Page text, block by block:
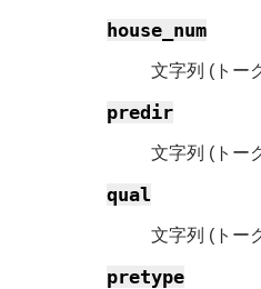
house_num
文字列 (トー
predir
文字列 (トー
qual
文字列 (トー
pretype